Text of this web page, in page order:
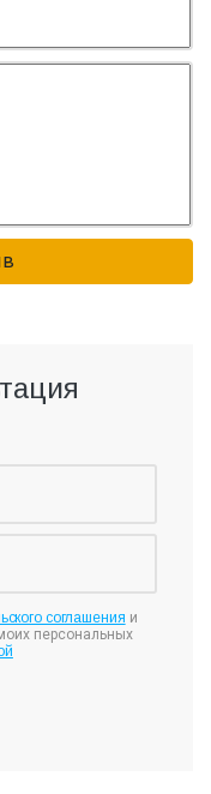
соглашения и
персональных